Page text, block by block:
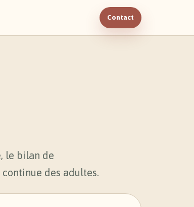
Contact
le bilan de
des adultes.